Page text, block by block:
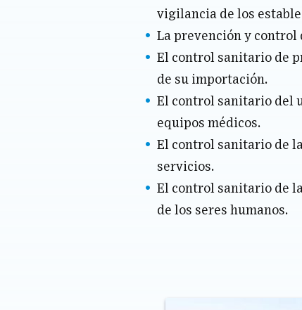
vigilancia de los
La prevención y control
El control sanitario de
de su importación.
El control sanitario del
equipos médicos.
El control sanitario de
servicios.
El control sanitario de
de los seres humanos.